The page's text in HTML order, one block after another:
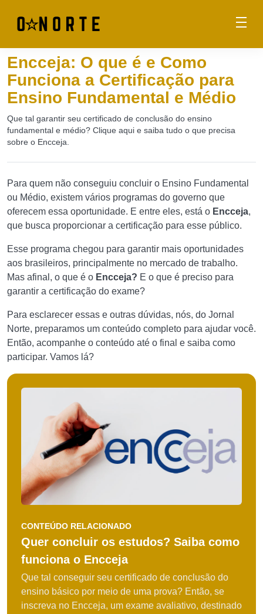
Encceja: O que é e Como
Funciona a Certificação para
Ensino Fundamental e Médio
Que tal garantir seu certificado de conclusão do ensino
fundamental e médio? Clique aqui e saiba tudo o que precisa
sobre o Encceja.
Para quem não conseguiu concluir o Ensino Fundamental
ou Médio, existem vários programas do governo que
oferecem essa oportunidade. E entre eles, está o Encceja,
que busca proporcionar a certificação para esse público.
Esse programa chegou para garantir mais oportunidades
aos brasileiros, principalmente no mercado de trabalho.
Mas afinal, o que é o Encceja? E o que é preciso para
garantir a certificação do exame?
Para esclarecer essas e outras dúvidas, nós, do Jornal
Norte, preparamos um conteúdo completo para ajudar você.
Então, acompanhe o conteúdo até o final e saiba como
participar. Vamos lá?
CONTEÚDO RELACIONADO
Quer concluir os estudos? Saiba como
funciona o Encceja
Que tal conseguir seu certificado de conclusão do
ensino básico por meio de uma prova? Então, se
inscreva no Encceja, um exame avaliativo, destinado